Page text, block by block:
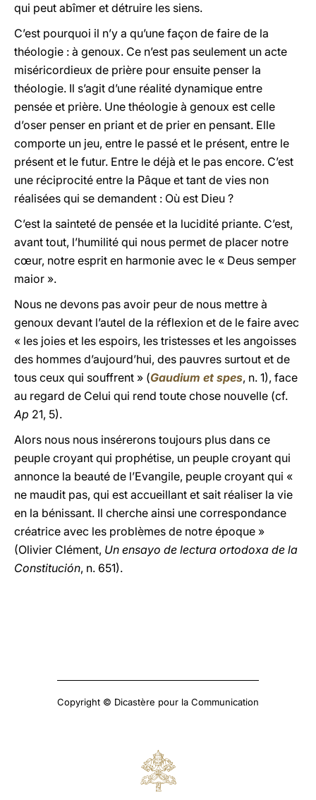
qui peut abîmer et détruire les siens.
C’est pourquoi il n’y a qu’une façon de faire de la
théologie : à genoux. Ce n’est pas seulement un acte
miséricordieux de prière pour ensuite penser la
théologie. Il s’agit d’une réalité dynamique entre
pensée et prière. Une théologie à genoux est celle
d’oser penser en priant et de prier en pensant. Elle
comporte un jeu, entre le passé et le présent, entre le
présent et le futur. Entre le déjà et le pas encore. C’est
une réciprocité entre la Pâque et tant de vies non
réalisées qui se demandent : Où est Dieu ?
C’est la sainteté de pensée et la lucidité priante. C’est,
avant tout, l’humilité qui nous permet de placer notre
cœur, notre esprit en harmonie avec le « Deus semper
maior ».
Nous ne devons pas avoir peur de nous mettre à
genoux devant l’autel de la réflexion et de le faire avec
« les joies et les espoirs, les tristesses et les angoisses
des hommes d’aujourd’hui, des pauvres surtout et de
tous ceux qui souffrent » (Gaudium et spes, n. 1), face
au regard de Celui qui rend toute chose nouvelle (cf.
Ap 21, 5).
Alors nous nous insérerons toujours plus dans ce
peuple croyant qui prophétise, un peuple croyant qui
annonce la beauté de l’Evangile, peuple croyant qui «
ne maudit pas, qui est accueillant et sait réaliser la vie
en la bénissant. Il cherche ainsi une correspondance
créatrice avec les problèmes de notre époque »
(Olivier Clément, Un ensayo de lectura ortodoxa de la
Constitución, n. 651).
Copyright © Dicastère pour la Communication